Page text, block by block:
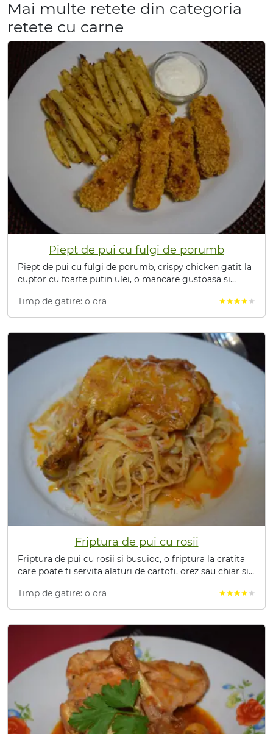
Mai multe retete din categoria
retete cu carne
Piept de pui cu fulgi de porumb
Piept de pui cu fulgi de porumb, crispy chicken gatit la
cuptor cu foarte putin ulei, o mancare gustoasa si
Timp de gatire: o ora
starstarstarstar star
Friptura de pui cu rosii
Friptura de pui cu rosii si busuioc, o friptura la cratita
care poate fi servita alaturi de cartofi, orez sau chiar si
Timp de gatire: o ora
starstarstarstar star